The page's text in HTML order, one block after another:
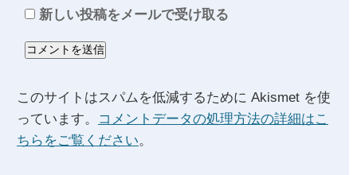
新しい投稿をメールで受け取る
このサイトはスパムを低減するために Akismet を使
っています。
コメントデータの処理方法の詳細はこ
ちらをご覧ください。